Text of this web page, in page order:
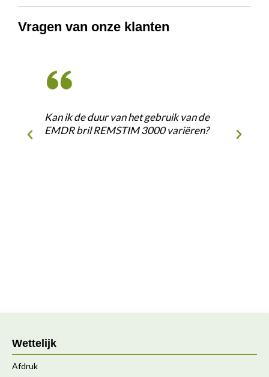
Vragen van onze klanten
Kan ik de duur van het gebruik van de
EMDR bril REMSTIM 3000 variëren?
Wettelijk
Afdruk